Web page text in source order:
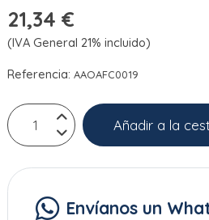
21,34 €
(IVA General 21% incluido)
Referencia:AAOAFC0019
Añadir a la
Envíanos un